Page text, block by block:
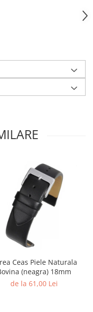
Ceas Piele Naturala
(neagra) 18mm
de la 61,00 Lei